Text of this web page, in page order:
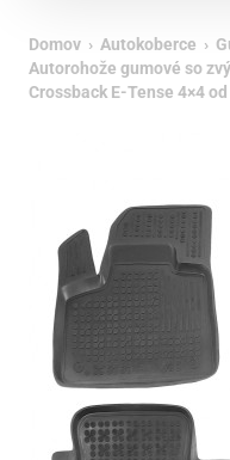
Domov › Autokoberce ›
Autorohože gumové so
Crossback E-Tense 4×4